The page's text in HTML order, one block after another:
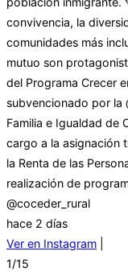
convivencia, la
comunidades más
mutuo son
del Programa Crecer
subvencionado por la
Familia e Igualdad de
cargo a la asignación
la Renta de las
realización de
@coceder_rural
hace 2 días
Ver en Instagram
1/15